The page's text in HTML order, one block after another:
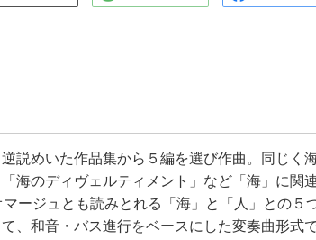
説めいた作品集から５編を選び作曲。同じく
海のディヴェルティメント」など「海」に関
ージュとも読みとれる「海」と「人」との５
、和音・バス進行をベースにした変奏曲形式